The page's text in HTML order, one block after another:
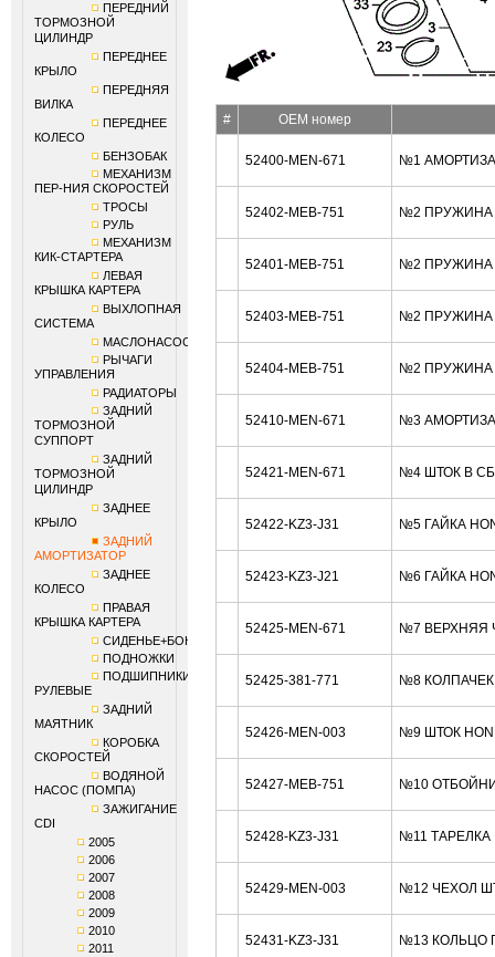
ПЕРЕДНИЙ
ТОРМОЗНОЙ
ЦИЛИНДР
ПЕРЕДНЕЕ
КРЫЛО
ПЕРЕДНЯЯ
ВИЛКА
ПЕРЕДНЕЕ
КОЛЕСО
БЕНЗОБАК
МЕХАНИЗМ
ПЕР-НИЯ СКОРОСТЕЙ
ТРОСЫ
РУЛЬ
МЕХАНИЗМ
КИК-СТАРТЕРА
ЛЕВАЯ
КРЫШКА КАРТЕРА
ВЫХЛОПНАЯ
СИСТЕМА
МАСЛОНАСОС
РЫЧАГИ
УПРАВЛЕНИЯ
РАДИАТОРЫ
ЗАДНИЙ
ТОРМОЗНОЙ
СУППОРТ
ЗАДНИЙ
ТОРМОЗНОЙ
ЦИЛИНДР
ЗАДНЕЕ
КРЫЛО
ЗАДНИЙ
АМОРТИЗАТОР
ЗАДНЕЕ
КОЛЕСО
ПРАВАЯ
КРЫШКА КАРТЕРА
СИДЕНЬЕ+БОКОВИНЫ
ПОДНОЖКИ
ПОДШИПНИКИ
РУЛЕВЫЕ
ЗАДНИЙ
МАЯТНИК
КОРОБКА
СКОРОСТЕЙ
ВОДЯНОЙ
НАСОС (ПОМПА)
ЗАЖИГАНИЕ
CDI
2005
2006
2007
2008
2009
2010
2011
# OEM номер
52400-MEN-671 №1
52402-MEB-751 №2 ПРУЖИНА
52401-MEB-751 №2 ПРУЖИНА
52403-MEB-751 №2 ПРУЖИНА
52404-MEB-751 №2 ПРУЖИНА
52410-MEN-671 №3
52421-MEN-671 №4 ШТОК В
52422-KZ3-J31 №5 ГАЙКА
52423-KZ3-J21 №6 ГАЙКА
52425-MEN-671 №7 ВЕРХНЯЯ
52425-381-771 №8 КОЛПАЧЕК
52426-MEN-003 №9 ШТОК
52427-MEB-751 №10
52428-KZ3-J31 №11 ТАРЕЛКА
52429-MEN-003 №12 ЧЕХОЛ
52431-KZ3-J31 №13 КОЛЬЦО